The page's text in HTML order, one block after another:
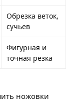
Обрезка веток,
сучьев
Фигурная и
точная резка
ножовки